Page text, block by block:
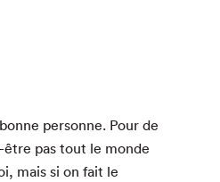
per­son­ne. Pour de
être pas tout le monde
mais si on fait le